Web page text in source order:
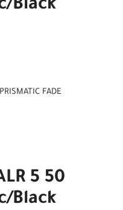
Black
FADE
5 50
Black